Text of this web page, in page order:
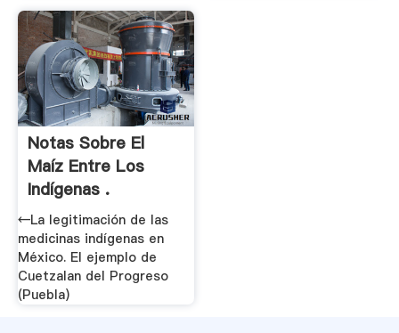
Notas Sobre El
Maíz Entre Los
Indígenas .
←La legitimación de las
medicinas indígenas en
México. El ejemplo de
Cuetzalan del Progreso
(Puebla)